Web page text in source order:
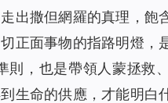
出撒但網羅的真理，飽
正面事物的指路明燈，
，也是帶領人蒙拯救
生命的供應，才能明白